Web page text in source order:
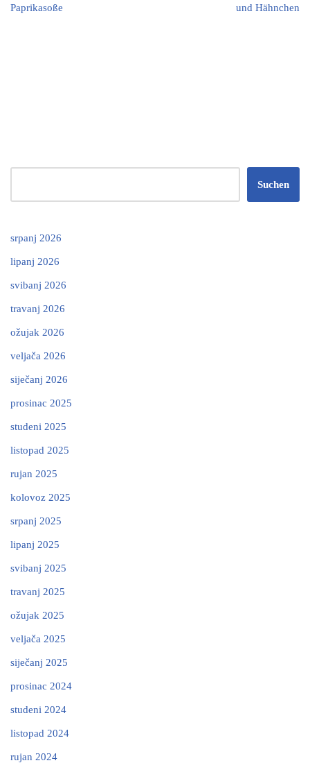
Paprikasoße und Hähnchen
Suchen
srpanj 2026
lipanj 2026
svibanj 2026
travanj 2026
ožujak 2026
veljača 2026
siječanj 2026
prosinac 2025
studeni 2025
listopad 2025
rujan 2025
kolovoz 2025
srpanj 2025
lipanj 2025
svibanj 2025
travanj 2025
ožujak 2025
veljača 2025
siječanj 2025
prosinac 2024
studeni 2024
listopad 2024
rujan 2024